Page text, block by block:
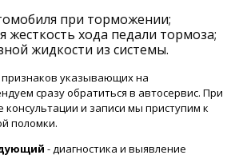
при торможении;
жесткость хода педали тормоза;
жидкости из системы.
указывающих на
сразу обратиться в автосервис. При
и записи мы приступим к
поломки.
- диагностика и выявление